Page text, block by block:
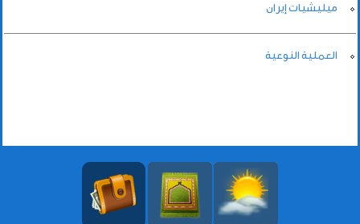
ميليشيات إيران
العملية النوعية